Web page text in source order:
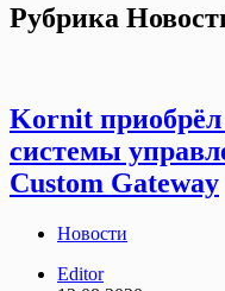
Рубрика
Kornit приобрёл
системы
Custom Gateway
Новости
Editor